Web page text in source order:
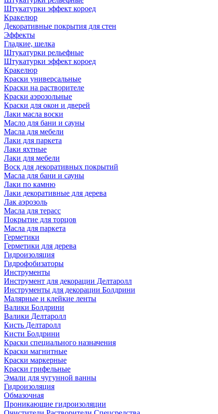
Штукатурки эффект короед
Кракелюр
Декоративные покрытия для стен
Эффекты
Гладкие, шелка
Штукатурки рельефные
Штукатурки эффект короед
Кракелюр
Краски универсальные
Краски на растворителе
Краски аэрозольные
Краски для окон и дверей
Лаки масла воски
Масло для бани и сауны
Масла для мебели
Лаки для паркета
Лаки яхтные
Лаки для мебели
Воск для декоративных покрытий
Масла для бани и сауны
Лаки по камню
Лаки декоративные для дерева
Лак аэрозоль
Масла для терасс
Покрытие для торцов
Масла для паркета
Герметики
Герметики для дерева
Гидроизоляция
Гидрофобизаторы
Инструменты
Инструмент для декорации Делтаролл
Инструменты для декорации Болдрини
Малярные и клейкие ленты
Валики Болдрини
Валики Делтаролл
Кисть Делтаролл
Кисти Болдрини
Краски специального назначения
Краски магнитные
Краски маркерные
Краски грифельные
Эмали для чугунной ванны
Гидроизоляция
Обмазочная
Проникающие гидроизоляции